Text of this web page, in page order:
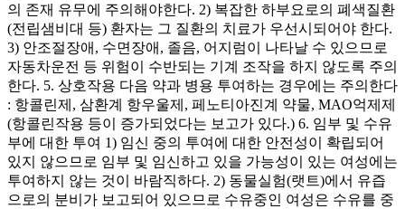
의 존재 유무에 주의해야한다. 2) 복잡한 하부요로의 폐색질환
(전립샘비대 등) 환자는 그 질환의 치료가 우선시되어야 한다.
3) 안조절장애, 수면장애, 졸음, 어지럼이 나타날 수 있으므로
자동차운전 등 위험이 수반되는 기계 조작을 하지 않도록 주의
한다. 5. 상호작용 다음 약과 병용 투여하는 경우에는 주의한다
: 항콜린제, 삼환계 항우울제, 페노티아진계 약물, MAO억제제
(항콜린작용 등이 증가되었다는 보고가 있다.) 6. 임부 및 수유
부에 대한 투여 1) 임신 중의 투여에 대한 안전성이 확립되어
있지 않으므로 임부 및 임신하고 있을 가능성이 있는 여성에는
투여하지 않는 것이 바람직하다. 2) 동물실험(랫트)에서 유즙
으로의 분비가 보고되어 있으므로 수유중인 여성은 수유를 중